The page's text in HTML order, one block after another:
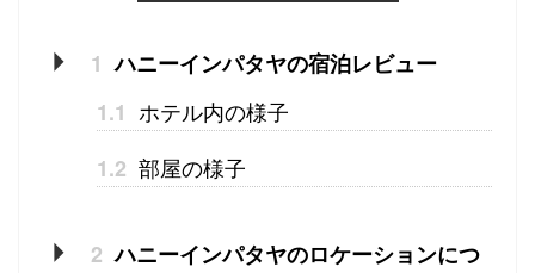
1 ハニーインパタヤの宿泊レビュー
1.1 ホテル内の様子
1.2 部屋の様子
2 ハニーインパタヤのロケーションにつ